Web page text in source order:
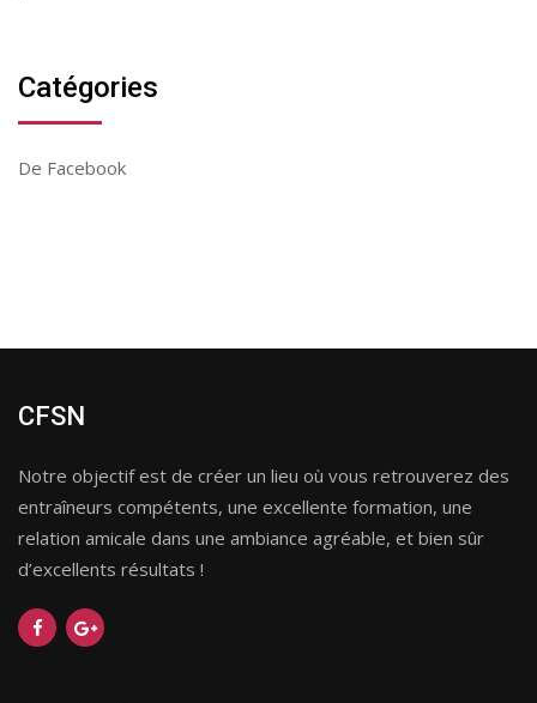
Catégories
De Facebook
CFSN
Notre objectif est de créer un lieu où vous retrouverez des
entraîneurs compétents, une excellente formation, une
relation amicale dans une ambiance agréable, et bien sûr
d’excellents résultats !